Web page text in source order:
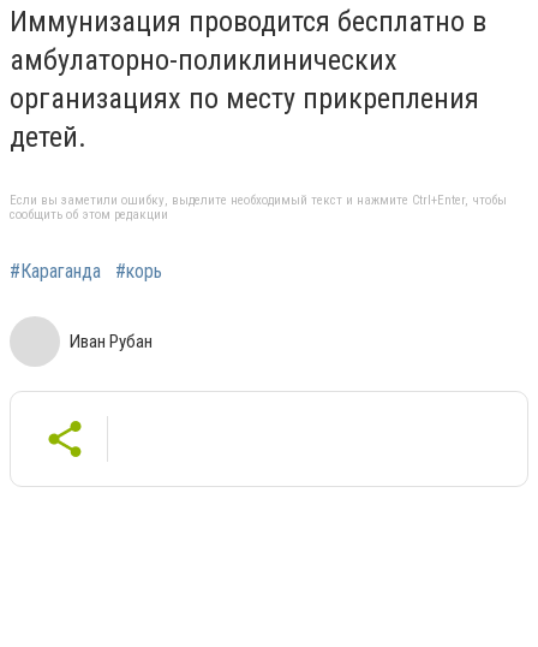
Иммунизация проводится бесплатно в
амбулаторно-поликлинических
организациях по месту прикрепления
детей.
Если вы заметили ошибку, выделите необходимый текст и нажмите Ctrl+Enter, чтобы
сообщить об этом редакции
#Караганда #корь
Иван Рубан